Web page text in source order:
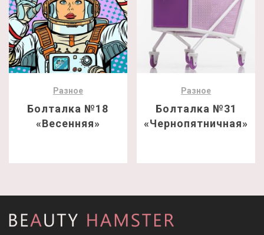
Разное
Болталка №18
«Весенняя»
Разное
Болталка №31
«Чернопятничная»